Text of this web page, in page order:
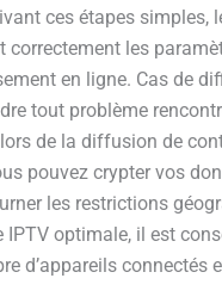
ces étapes simples,
les
en ligne. Cas de
tout problème
de la diffusion de
pouvez crypter vos
les restrictions
optimale, il est
d’appareils connectés